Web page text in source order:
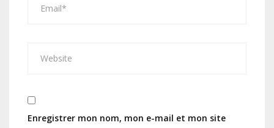
Enregistrer mon nom, mon e-mail et mon site